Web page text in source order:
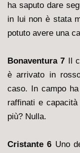
ha saputo dare
in lui non è stata
potuto avere una
Bonaventura 7 Il
è arrivato in
caso. In campo
raffinati e
più? Nulla.
Cristante 6 Uno